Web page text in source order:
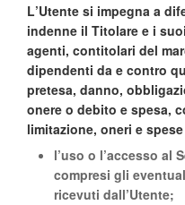
L’Utente si impegna a
indenne il Titolare e i
agenti, contitolari del
dipendenti da e contro
pretesa, danno,
onere o debito e spesa,
limitazione, oneri e
l’uso o l’accesso al
compresi gli
ricevuti dall’Utente;